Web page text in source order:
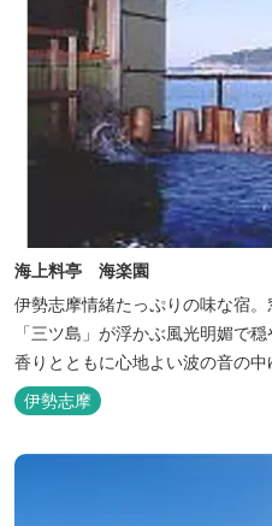
海上料亭 海楽園
伊勢志摩情緒たっぷりの味な宿
「三ツ島」が浮かぶ風光明媚で
香りとともに心地よい波の音の
浴衣姿でのんびり太公望！ 部屋
館ならではの名物。（貸しざお
は貸切もできます。また、季節
伊勢志摩